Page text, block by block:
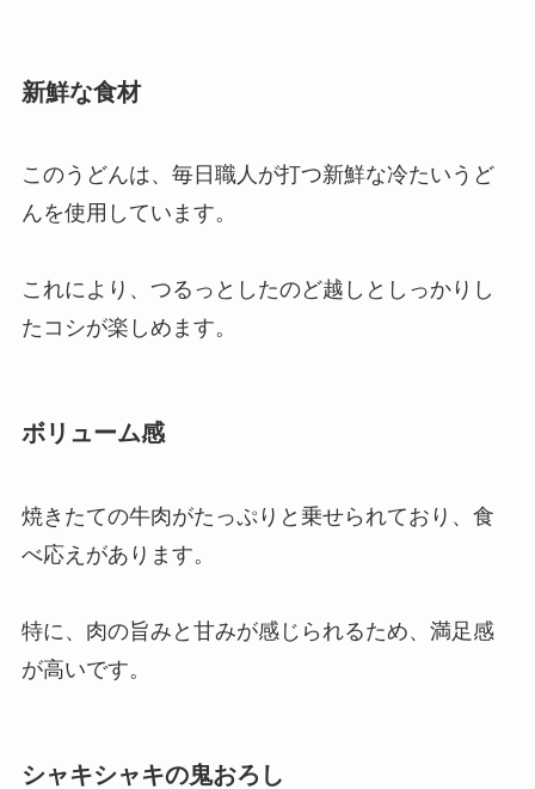
新鮮な食材
このうどんは、毎日職人が打つ新鮮な冷たいうど
んを使用しています。
これにより、つるっとしたのど越しとしっかりし
たコシが楽しめます。
ボリューム感
焼きたての牛肉がたっぷりと乗せられており、食
べ応えがあります。
特に、肉の旨みと甘みが感じられるため、満足感
が高いです。
シャキシャキの鬼おろし